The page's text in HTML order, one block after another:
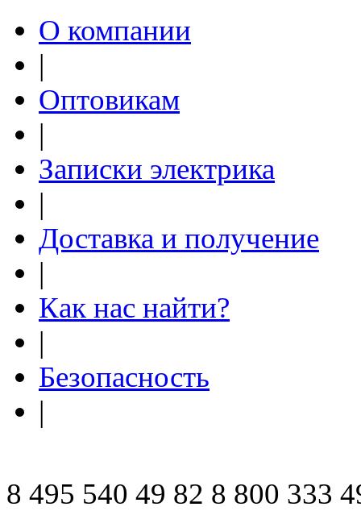
О компании
|
Оптовикам
|
Записки электрика
|
Доставка и получение
|
Как нас найти?
|
Безопасность
|
8 495 540 49 82 8 800 333